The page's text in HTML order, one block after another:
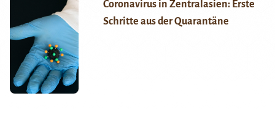
Coronavirus in Zentralasien: Erste
Schritte aus der Quarantäne